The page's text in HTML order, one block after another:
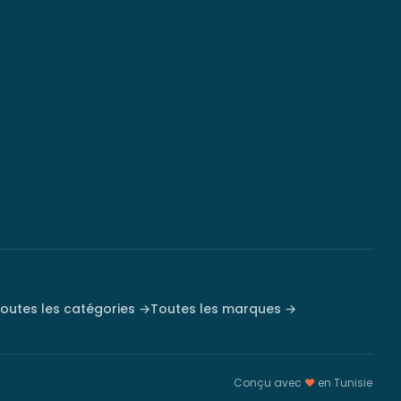
les catégories →Toutes les marques →
Conçu avec ♥ en Tunisie